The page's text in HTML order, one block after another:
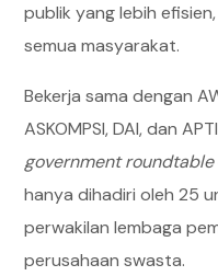
publik yang lebih
semua masyarakat.
Bekerja sama dengan
ASKOMPSI, DAI, dan
government roundtable
hanya dihadiri oleh 25
perwakilan lembaga
perusahaan swasta.